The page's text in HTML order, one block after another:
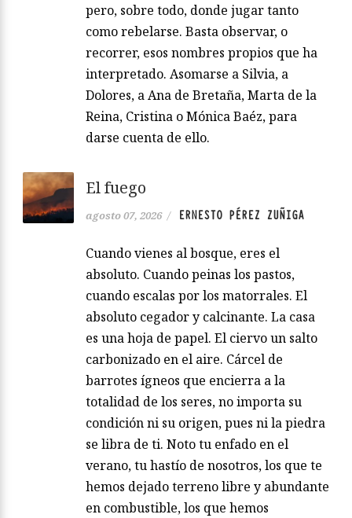
pero, sobre todo, donde jugar tanto
como rebelarse. Basta observar, o
recorrer, esos nombres propios que ha
interpretado. Asomarse a Silvia, a
Dolores, a Ana de Bretaña, Marta de la
Reina, Cristina o Mónica Baéz, para
darse cuenta de ello.
El fuego
agosto 07, 2026 / ERNESTO PÉREZ ZUÑIGA
Cuando vienes al bosque, eres el
absoluto. Cuando peinas los pastos,
cuando escalas por los matorrales. El
absoluto cegador y calcinante. La casa
es una hoja de papel. El ciervo un salto
carbonizado en el aire. Cárcel de
barrotes ígneos que encierra a la
totalidad de los seres, no importa su
condición ni su origen, pues ni la piedra
se libra de ti. Noto tu enfado en el
verano, tu hastío de nosotros, los que te
hemos dejado terreno libre y abundante
en combustible, los que hemos